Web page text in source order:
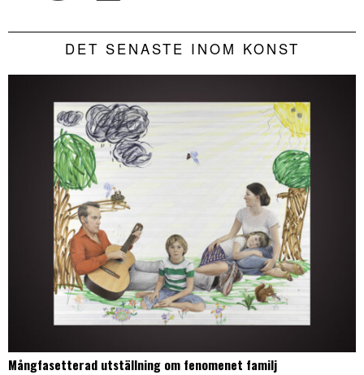
DET SENASTE INOM KONST
Mångfasetterad utställning om fenomenet familj